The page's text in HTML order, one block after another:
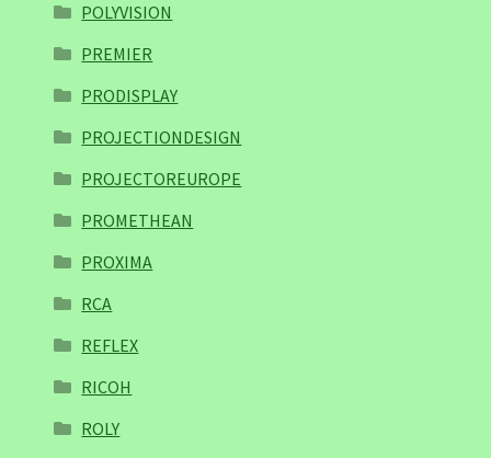
POLYVISION
PREMIER
PRODISPLAY
PROJECTIONDESIGN
PROJECTOREUROPE
PROMETHEAN
PROXIMA
RCA
REFLEX
RICOH
ROLY